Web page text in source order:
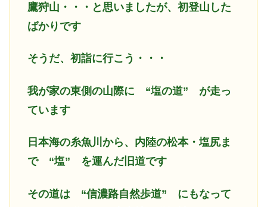
鷹狩山・・・と思いましたが、初登山した
ばかりです
そうだ、初詣に行こう・・・
我が家の東側の山際に “塩の道” が走っ
ています
日本海の糸魚川から、内陸の松本・塩尻ま
で “塩” を運んだ旧道です
その道は “信濃路自然歩道” にもなって